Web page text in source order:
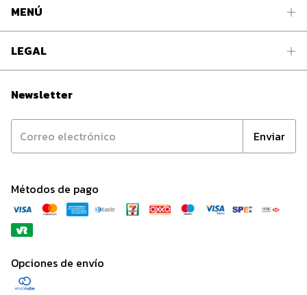
MENÚ
LEGAL
Newsletter
Métodos de pago
Opciones de envío